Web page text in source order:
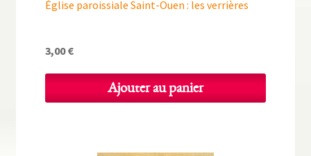
Église paroissiale Saint-Ouen : les verrières
3,00€
Ajouter au panier